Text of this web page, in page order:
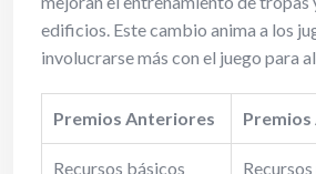
edificios. Este cambio anima a los
involucrarse más con el juego para
Premios Anteriores Premios
Recursos básicos